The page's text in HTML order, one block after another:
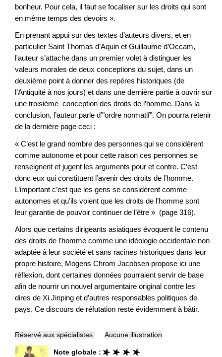
bonheur. Pour cela, il faut se focaliser sur les droits qui sont
en même temps des devoirs ».
En prenant appui sur des textes d’auteurs divers, et en
particulier Saint Thomas d’Aquin et Guillaume d’Occam,
l'auteur s’attache dans un premier volet à distinguer les
valeurs morales de deux conceptions du sujet, dans un
deuxième point à donner des repères historiques (de
l’Antiquité à nos jours) et dans une dernière partie à ouvrir sur
une troisième conception des droits de l’homme. Dans la
conclusion, l’auteur parle d’"ordre normatif". On pourra retenir
de la dernière page ceci :
« C’est le grand nombre des personnes qui se considèrent
comme autonome et pour cette raison ces personnes se
renseignent et jugent les arguments pour et contre. C’est
donc eux qui constituent l’avenir des droits de l’homme.
L’important c’est que les gens se considèrent comme
autonomes et qu’ils voient que les droits de l’homme sont
leur garantie de pouvoir continuer de l’être » (page 316).
Alors que certains dirigeants asiatiques évoquent le contenu
des droits de l’homme comme une idéologie occidentale non
adaptée à leur société et sans racines historiques dans leur
propre histoire, Mogens Chrom Jacobsen propose ici une
réflexion, dont certaines données pourraient servir de base
afin de nourrir un nouvel argumentaire original contre les
dires de Xi Jinping et d’autres responsables politiques de
pays. Ce discours de réfutation reste évidemment à bâtir.
Réservé aux spécialistes Aucune illustration
Note globale :